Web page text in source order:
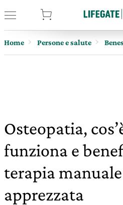
Home Persone e salute
Osteopatia,
funziona e
terapia
apprezzata